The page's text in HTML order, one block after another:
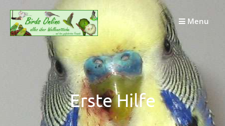
zum
Inhalt
Menu
Erste Hilfe